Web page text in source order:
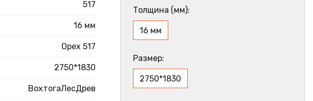
517
16 мм
Орех 517
2750*1830
ВохтогаЛесДрев
Толщина (мм):
16 мм
Размер:
2750*1830